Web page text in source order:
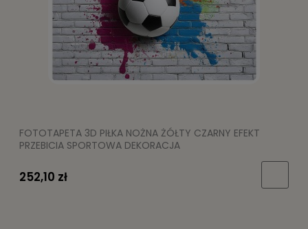
FOTOTAPETA 3D PIŁKA NOŻNA ŻÓŁTY CZARNY EFEKT
PRZEBICIA SPORTOWA DEKORACJA
252,10 zł